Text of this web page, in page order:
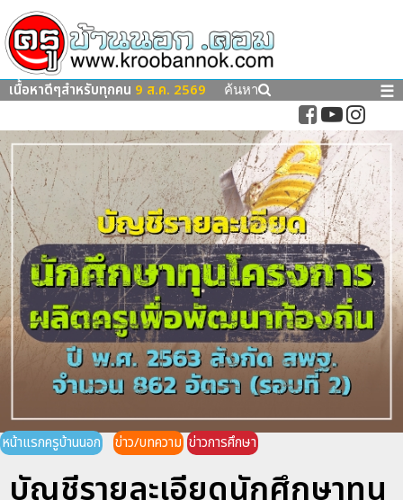
เนื้อหาดีๆสำหรับทุกคน 9 ส.ค. 2569 ค้นหา ☰
หน้าแรกครูบ้านนอก ข่าว/บทความ ข่าวการศึกษา